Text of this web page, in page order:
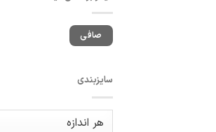
حداقل
قیمت
حداكثر
قيمت
صافی
سایزبندی